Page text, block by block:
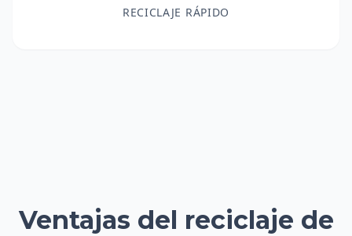
RECICLAJE RÁPIDO
Ventajas del reciclaje de